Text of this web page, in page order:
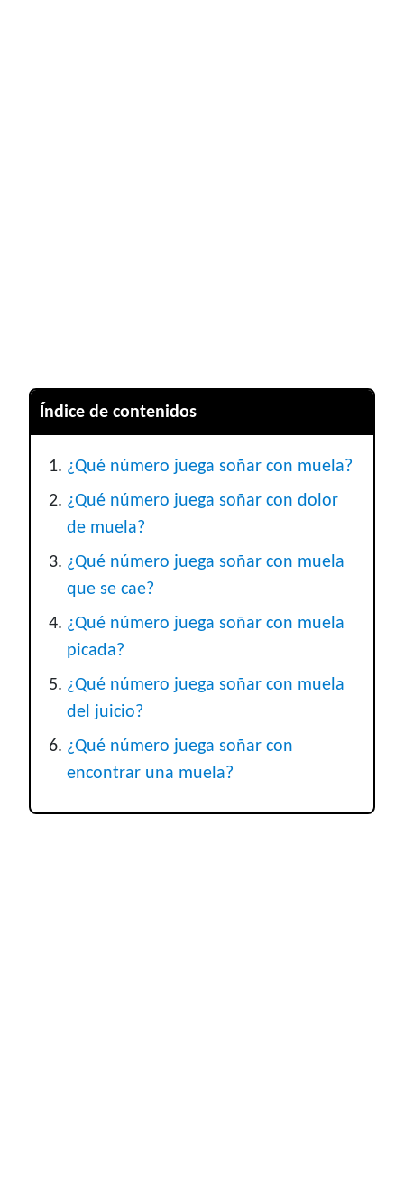
Índice de contenidos
¿Qué número juega soñar con muela?
¿Qué número juega soñar con dolor
de muela?
¿Qué número juega soñar con muela
que se cae?
¿Qué número juega soñar con muela
picada?
¿Qué número juega soñar con muela
del juicio?
¿Qué número juega soñar con
encontrar una muela?